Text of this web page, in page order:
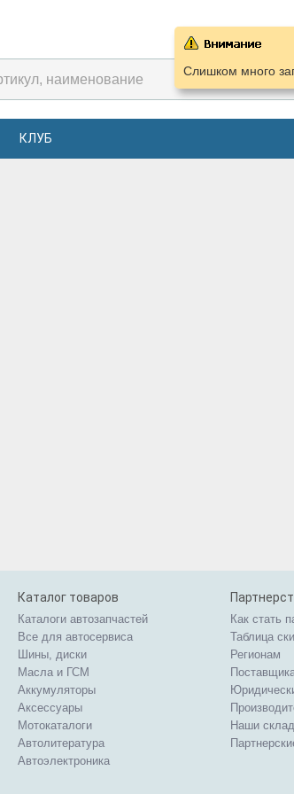
КЛУБ
Слишком много
Каталог товаров
Каталоги автозапчастей
Все для автосервиса
Шины, диски
Масла и ГСМ
Аккумуляторы
Аксессуары
Мотокаталоги
Автолитература
Автоэлектроника
Как стать
Таблица
Регионам
Наши